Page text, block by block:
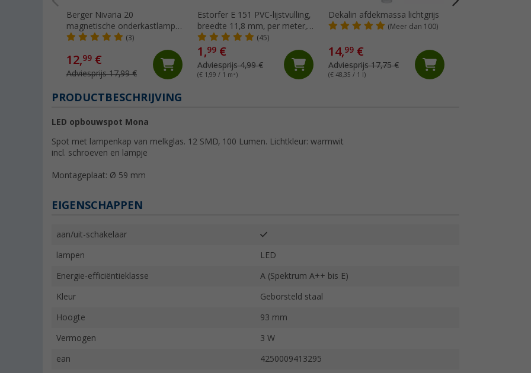
Berger Nivaria 20
magnetische onderkastlamp
met bewegingssensor, set
(3)
12,99 €
Adviesprijs 17,99 €
Estorfer E 151 PVC-lijstvulling,
breedte 11,8 mm, per meter,
wit
(45)
1,99 €
Adviesprijs 4,99 €
(€ 1,99 / 1 m²)
Dekalin afdekmassa lichtgrijs
(Meer dan 100)
14,99 €
Adviesprijs 17,75 €
(€ 48,35 / 1 l)
PRODUCTBESCHRIJVING
LED opbouwspot Mona
Spot met lampenkap van melkglas. 12 SMD, 100 Lumen. Lichtkleur: warmwit
incl. schroeven en lampje
Montageplaat: Ø 59 mm
EIGENSCHAPPEN
aan/uit-schakelaar
lampen LED
Energie-efficiëntieklasse A (Spektrum A++ bis E)
Kleur Geborsteld staal
Hoogte 93 mm
Vermogen 3 W
ean 4250009413295